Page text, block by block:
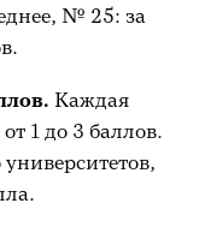
№ 25: за
Каждая
1 до 3 баллов.